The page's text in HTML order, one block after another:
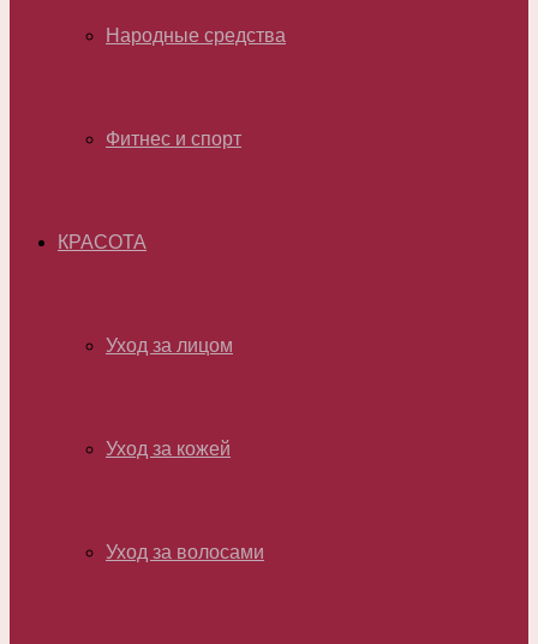
Народные средства
Фитнес и спорт
КРАСОТА
Уход за лицом
Уход за кожей
Уход за волосами